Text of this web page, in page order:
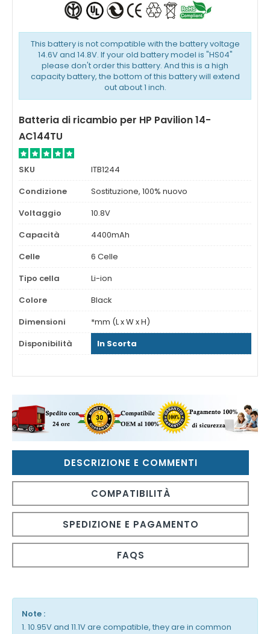
This battery is not compatible with the battery voltage
14.6V and 14.8V. If your old battery model is "HS04"
please don't order this battery. And this is a high
capacity battery, the bottom of this battery will extend
out about 1 inch.
Batteria di ricambio per HP Pavilion 14-
AC144TU
SKU
ITB1244
Condizione
Sostituzione, 100% nuovo
Voltaggio
10.8V
Capacità
4400mAh
Celle
6 Celle
Tipo cella
Li-ion
Colore
Black
Dimensioni
*mm (L x W x H)
Disponibilità
In Scorta
DESCRIZIONE E COMMENTI
COMPATIBILITÀ
SPEDIZIONE E PAGAMENTO
FAQS
Note :
1. 10.95V and 11.1V are compatible, they are in common